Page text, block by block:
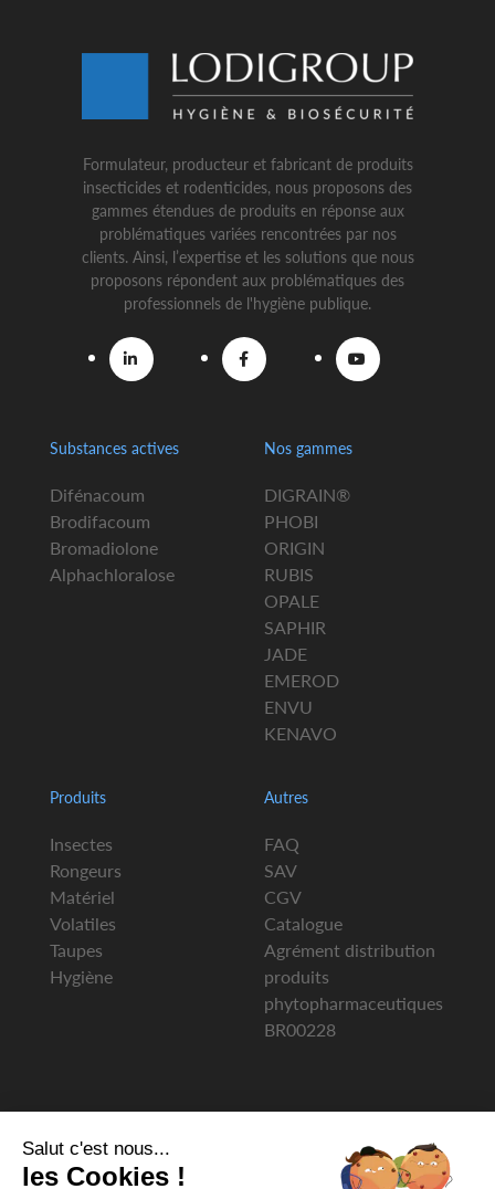
Formulateur, producteur et fabricant de produits
insecticides et rodenticides, nous proposons des
gammes étendues de produits en réponse aux
problématiques variées rencontrées par nos
clients. Ainsi, l’expertise et les solutions que nous
proposons répondent aux problématiques des
professionnels de l'hygiène publique.
Substances actives
Difénacoum
Brodifacoum
Bromadiolone
Alphachloralose
Nos gammes
DIGRAIN®
PHOBI
ORIGIN
RUBIS
OPALE
SAPHIR
JADE
EMEROD
ENVU
KENAVO
Produits
Insectes
Rongeurs
Matériel
Volatiles
Taupes
Hygiène
Autres
FAQ
SAV
CGV
Catalogue
Agrément distribution
produits
phytopharmaceutiques
BR00228
Salut c'est nous...
les Cookies !